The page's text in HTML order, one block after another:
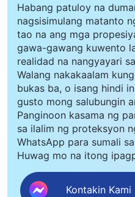
Habang patuloy na
nagsisimulang matanto
tao na ang mga
gawa-gawang kuwento
realidad na nangyayari
Walang nakakaalam
bukas ba, o isang hindi
gusto mong salubungin
Panginoon kasama ng
sa ilalim ng proteksyon
WhatsApp para sumali
Huwag mo na itong
Kontakin